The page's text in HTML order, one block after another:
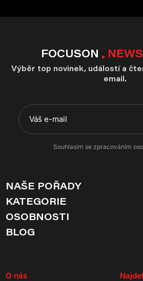
FOCUSON
Výběr top novinek, událostí a
email.
Souhlasím se zpracováním
NAŠE POŘADY
KATEGORIE
OSOBNOSTI
BLOG
O nás